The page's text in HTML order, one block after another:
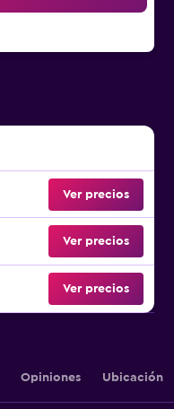
Ver precios
Ver precios
Ver precios
Opiniones Ubicación